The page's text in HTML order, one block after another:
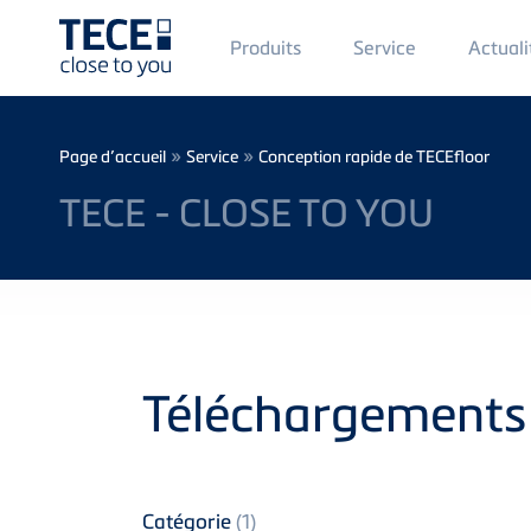
Main
Menü
1
Produits Service
Breadcrumb
Page d’accueil » Service » Conception rapide de TECEfloor
TECE - CLOSE TO YOU
Téléchargements
Catégorie (1)